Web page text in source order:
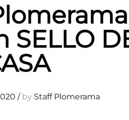
SELLO
/by Staff Plomerama